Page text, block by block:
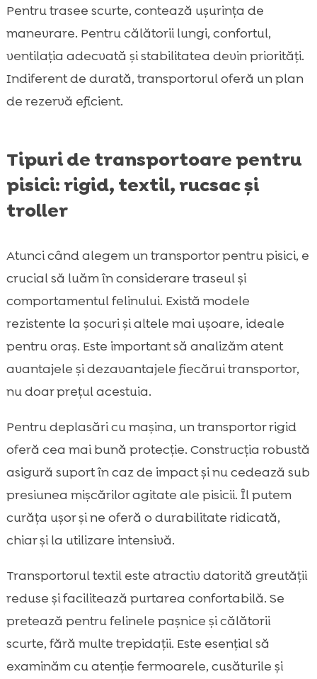
Pentru trasee scurte, contează ușurința de
manevrare. Pentru călătorii lungi, confortul,
ventilația adecvată și stabilitatea devin priorități.
Indiferent de durată, transportorul oferă un plan
de rezervă eficient.
Tipuri de transportoare pentru
pisici: rigid, textil, rucsac și
troller
Atunci când alegem un transportor pentru pisici, e
crucial să luăm în considerare traseul și
comportamentul felinului. Există modele
rezistente la șocuri și altele mai ușoare, ideale
pentru oraș. Este important să analizăm atent
avantajele și dezavantajele fiecărui transportor,
nu doar prețul acestuia.
Pentru deplasări cu mașina, un transportor rigid
oferă cea mai bună protecție. Construcția robustă
asigură suport în caz de impact și nu cedează sub
presiunea mișcărilor agitate ale pisicii. Îl putem
curăța ușor și ne oferă o durabilitate ridicată,
chiar și la utilizare intensivă.
Transportorul textil este atractiv datorită greutății
reduse și facilitează purtarea confortabilă. Se
pretează pentru felinele pașnice și călătorii
scurte, fără multe trepidații. Este esențial să
examinăm cu atenție fermoarele, cusăturile și